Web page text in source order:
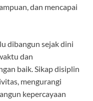
dan mencapai
dibangun sejak dini
dan
baik. Sikap disiplin
mengurangi
kepercayaan